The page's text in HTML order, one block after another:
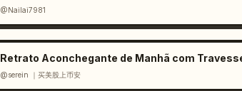
@Nailai7981
Retrato Aconchegante de Manhã com
@serein ｜买美股上币安